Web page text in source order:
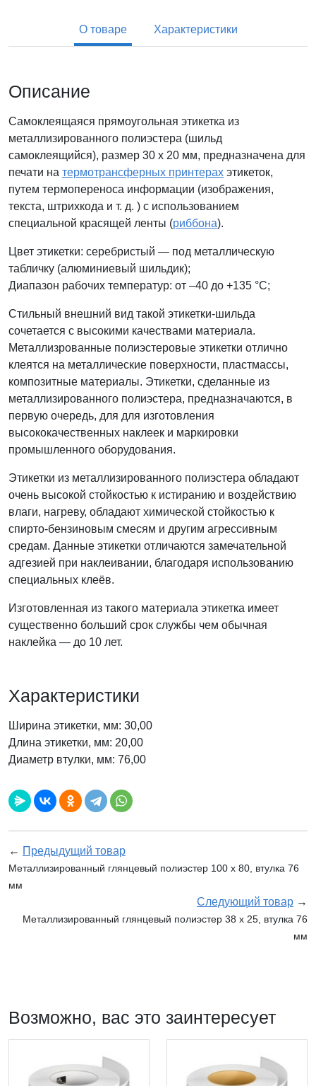
О товаре Характеристики
Описание
Самоклеящаяся прямоугольная этикетка из
металлизированного полиэстера (шильд
самоклеящийся), размер 30 x 20 мм, предназначена для
печати на термотрансферных принтерах этикеток,
путем термопереноса информации (изображения,
текста, штрихкода и т. д. ) с использованием
специальной красящей ленты (риббона).
Цвет этикетки: серебристый — под металлическую
табличку (алюминиевый шильдик);
Диапазон рабочих температур: от –40 до +135 °С;
Стильный внешний вид такой этикетки-шильда
сочетается с высокими качествами материала.
Металлизрованные полиэстеровые этикетки отлично
клеятся на металлические поверхности, пластмассы,
композитные материалы. Этикетки, сделанные из
металлизированного полиэстера, предназначаются, в
первую очередь, для для изготовления
высококачественных наклеек и маркировки
промышленного оборудования.
Этикетки из металлизированного полиэстера обладают
очень высокой стойкостью к истиранию и воздействию
влаги, нагреву, обладают химической стойкостью к
спирто-бензиновым смесям и другим агрессивным
средам. Данные этикетки отличаются замечательной
адгезией при наклеивании, благодаря использованию
специальных клеёв.
Изготовленная из такого материала этикетка имеет
существенно больший срок службы чем обычная
наклейка — до 10 лет.
Характеристики
Ширина этикетки, мм: 30,00
Длина этикетки, мм: 20,00
Диаметр втулки, мм: 76,00
← Предыдущий товар
Металлизированный глянцевый полиэстер 100 x 80, втулка 76
мм
Следующий товар →
Металлизированный глянцевый полиэстер 38 x 25, втулка 76
мм
Возможно, вас это заинтересует